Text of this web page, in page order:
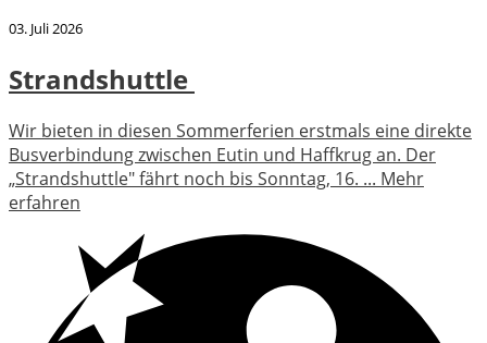
03. Juli 2026
Strandshuttle
Wir bieten in diesen Sommerferien erstmals eine direkte
Busverbindung zwischen Eutin und Haffkrug an. Der
„Strandshuttle" fährt noch bis Sonntag, 16. ... Mehr
erfahren